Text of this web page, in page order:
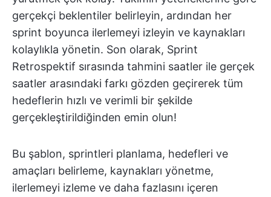
gerçekçi beklentiler belirleyin, ardından her
sprint boyunca ilerlemeyi izleyin ve kaynakları
kolaylıkla yönetin. Son olarak, Sprint
Retrospektif sırasında tahmini saatler ile gerçek
saatler arasındaki farkı gözden geçirerek tüm
hedeflerin hızlı ve verimli bir şekilde
gerçekleştirildiğinden emin olun!
Bu şablon, sprintleri planlama, hedefleri ve
amaçları belirleme, kaynakları yönetme,
ilerlemeyi izleme ve daha fazlasını içeren